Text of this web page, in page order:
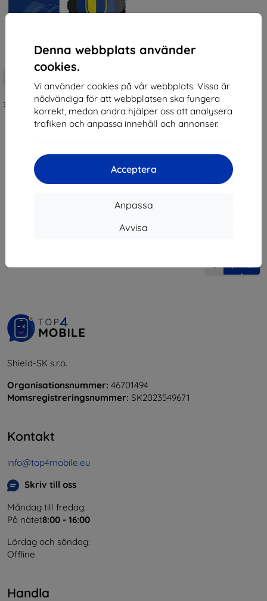
Denna webbplats använder
cookies.
Vi använder cookies på vår webbplats. Vissa är
nödvändiga för att webbplatsen ska fungera
korrekt, medan andra hjälper oss att analysera
trafiken och anpassa innehåll och annonser.
Acceptera
Anpassa
Avvisa
Rabatt
kupong
3MK FlexibleGlass Garmin Instinct
2 Watch Hybrid Glas
147 kr
I lager 2 st
« 1 »
Shield-SK s.r.o.
Organisationsnummer: 46701494
Momsregistreringsnummer: SK2023549671
Kontakt
info@top4mobile.eu
Skriv till oss
Måndag till fredag:
På nätet8:00 - 16:00
Lördag och söndag:
Offline
Handla